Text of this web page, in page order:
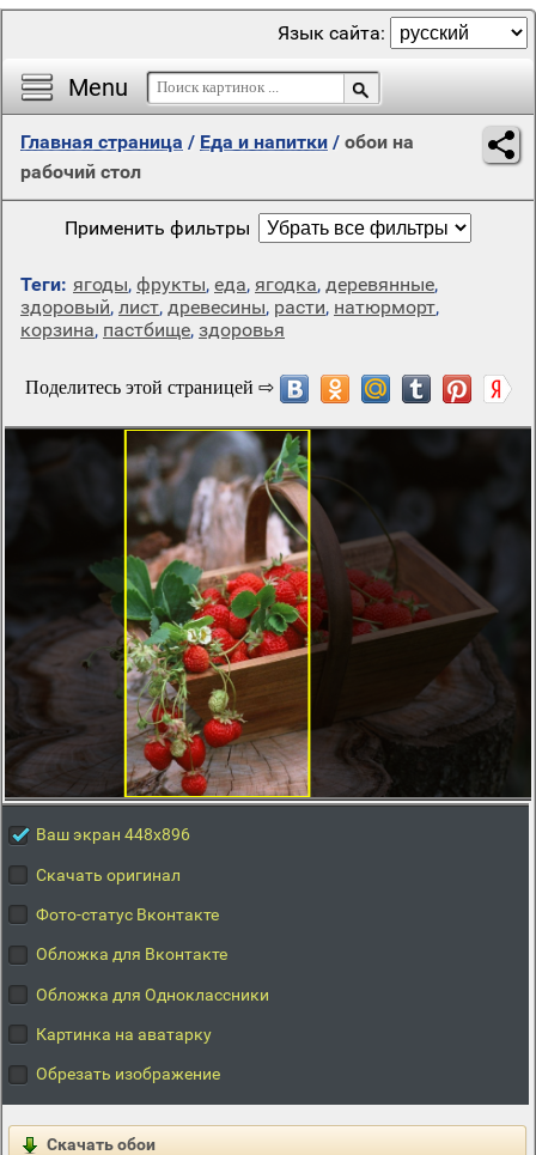
Menu
Язык сайта:
Главная страница / Еда и напитки / обои на
рабочий стол
Применить фильтры
Теги: ягоды, фрукты, еда, ягодка, деревянные,
здоровый, лист, древесины, расти, натюрморт,
корзина, пастбище, здоровья
Ваш экран 448x896
Скачать оригинал
Фото-статус Вконтакте
Обложка для Вконтакте
Обложка для Одноклассники
Картинка на аватарку
Обрезать изображение
Скачать обои